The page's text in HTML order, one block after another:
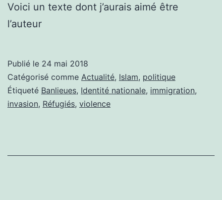
Voici un texte dont j’aurais aimé être
l’auteur
Publié le 24 mai 2018
Catégorisé comme Actualité, Islam, politique
Étiqueté Banlieues, Identité nationale, immigration,
invasion, Réfugiés, violence